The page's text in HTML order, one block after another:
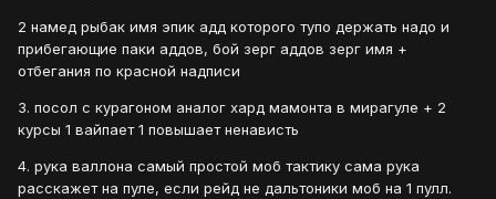
2 намед рыбак имя эпик адд которого тупо держать надо и
прибегающие паки аддов, бой зерг аддов зерг имя +
отбегания по красной надписи
3. посол с курагоном аналог хард мамонта в мирагуле + 2
курсы 1 вайпает 1 повышает ненависть
4. рука валлона самый простой моб тактику сама рука
расскажет на пуле, если рейд не дальтоники моб на 1 пулл.